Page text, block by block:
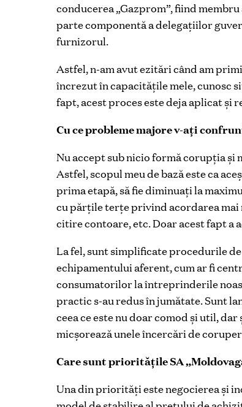
conducerea „Gazprom”, fiind
parte componentă a delegațiilor
furnizorul.
Astfel, n-am avut ezitări când am
încrezut în capacitățile mele, cunosc
fapt, acest proces este deja aplicat și
Cu ce probleme majore v-ați
Nu accept sub nicio formă corupția și
Astfel, scopul meu de bază este ca
prima etapă, să fie diminuați la
cu părțile terțe privind acordarea
citire contoare, etc. Doar acest fapt a
La fel, sunt simplificate procedurile
echipamentului aferent, cum ar fi
consumatorilor la întreprinderile
practic s-au redus în jumătate.Sunt
ceea ce este nu doar comod și util,
micșorează unele încercări de
Care sunt prioritățile SA
Una din priorități este negocierea și